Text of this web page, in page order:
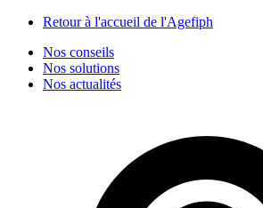
Retour à l'accueil de l'Agefiph
Nos conseils
Nos solutions
Nos actualités